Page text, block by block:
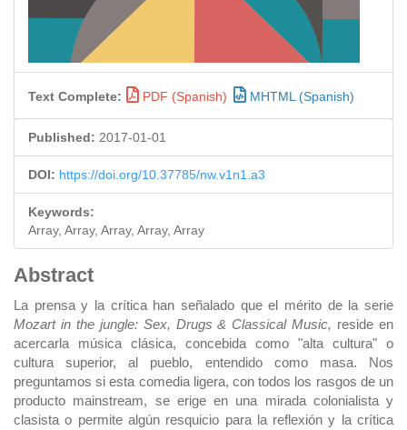
Text Complete: PDF (Spanish) MHTML (Spanish)
Published: 2017-01-01
DOI: https://doi.org/10.37785/nw.v1n1.a3
Keywords:
Array, Array, Array, Array, Array
Main
Article
Content
Abstract
La prensa y la crítica han señalado que el mérito de la serie
Mozart in the jungle: Sex, Drugs & Classical Music, reside en
acercarla música clásica, concebida como "alta cultura" o
cultura superior, al pueblo, entendido como masa. Nos
preguntamos si esta comedia ligera, con todos los rasgos de un
producto mainstream, se erige en una mirada colonialista y
clasista o permite algún resquicio para la reflexión y la crítica